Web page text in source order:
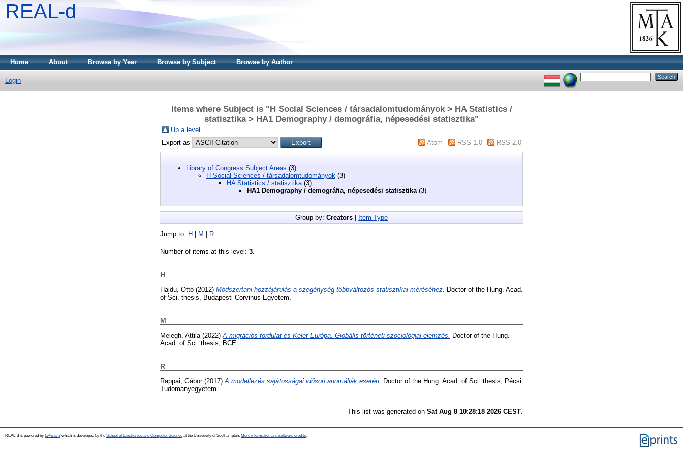
REAL-d
Home About Browse by Year Browse by Subject Browse by Author
Login
Items where Subject is "H Social Sciences / társadalomtudományok > HA Statistics /
statisztika > HA1 Demography / demográfia, népesedési statisztika"
Up a level
Export as
Atom RSS 1.0 RSS 2.0
Library of Congress Subject Areas (3)
H Social Sciences / társadalomtudományok (3)
HA Statistics / statisztika (3)
HA1 Demography / demográfia, népesedési statisztika (3)
Group by: Creators Item Type
Jump to: H M R
Number of items at this level: 3.
H
Hajdu, Ottó (2012) Módszertani hozzájárulás a szegénység többváltozós statisztikai méréséhez. Doctor of the Hung. Acad.
of Sci. thesis, Budapesti Corvinus Egyetem.
M
Melegh, Attila (2022) A migrációs fordulat és Kelet-Európa. Globális történeti szociológiai elemzés.
Doctor of the Hung.
Acad. of Sci. thesis, BCE.
R
Rappai, Gábor(2017) A modellezés sajátosságai idősori anomáliák esetén.
Doctor of the Hung. Acad. of Sci. thesis, Pécsi
Tudományegyetem.
This list was generated on Sat Aug 8 10:28:18 2026 CEST
REAL-d is powered by EPrints 3which is developed by the School of Electronics and Computer Science at the University of Southampton. More information and software credits